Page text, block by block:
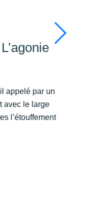
appelé par un
avec le large
l’étouffement